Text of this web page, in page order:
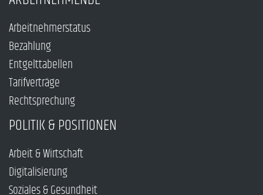
Arbeitnehmerstatus
Bezahlung
Entgelttabellen
Tarifverträge
Rechtsprechung
POLITIK & POSITIONEN
Arbeit & Wirtschaft
Digitalisierung
Soziales & Gesundheit